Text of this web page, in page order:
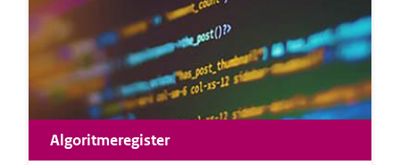
Algoritmeregister